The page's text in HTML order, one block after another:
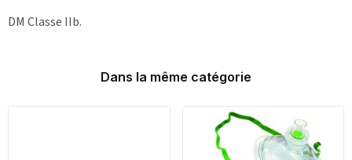
DM Classe IIb.
Dans la même catégorie